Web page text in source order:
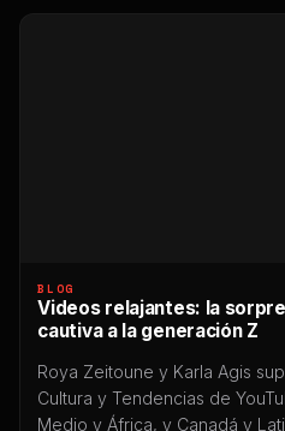
BLOG
Videos relajantes: la
cautiva a la generación Z
Roya Zeitoune y Karla Agis
Cultura y Tendencias de
Medio y África, y Canadá y